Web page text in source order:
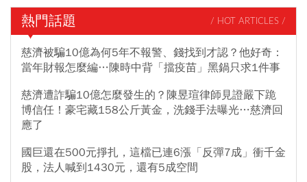
熱門話題 / HOT ARTICLES /
慈濟被騙10億為何5年不報警、錢找到才認？他好奇：
當年財報怎麼編…陳時中背「擋疫苗」黑鍋只求1件事
慈濟遭詐騙10億怎麼發生的？陳昱瑄律師見證嚴下跪
博信任！豪宅藏158公斤黃金，洗錢手法曝光…慈濟回
應了
國巨還在500元掙扎，這檔已連6漲「反彈7成」衝千金
股，法人喊到1430元，還有5成空間